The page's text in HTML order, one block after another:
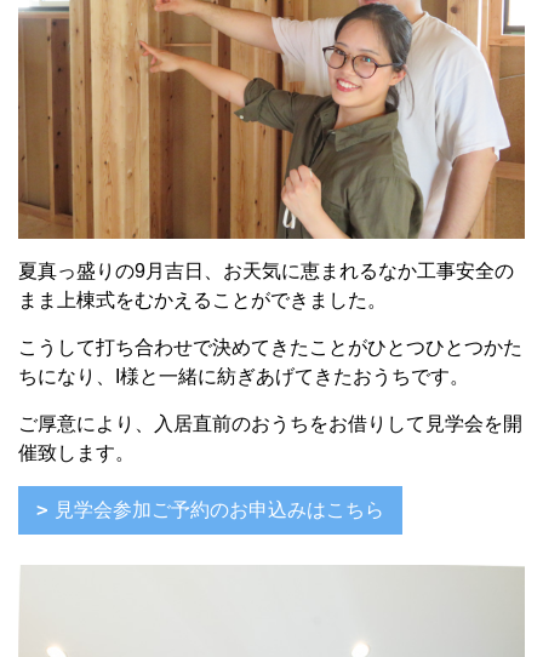
夏真っ盛りの9月吉日、お天気に恵まれるなか工事安全の
まま上棟式をむかえることができました。
こうして打ち合わせで決めてきたことがひとつひとつかた
ちになり、I様と一緒に紡ぎあげてきたおうちです。
ご厚意により、入居直前のおうちをお借りして見学会を開
催致します。
見学会参加ご予約のお申込みはこちら